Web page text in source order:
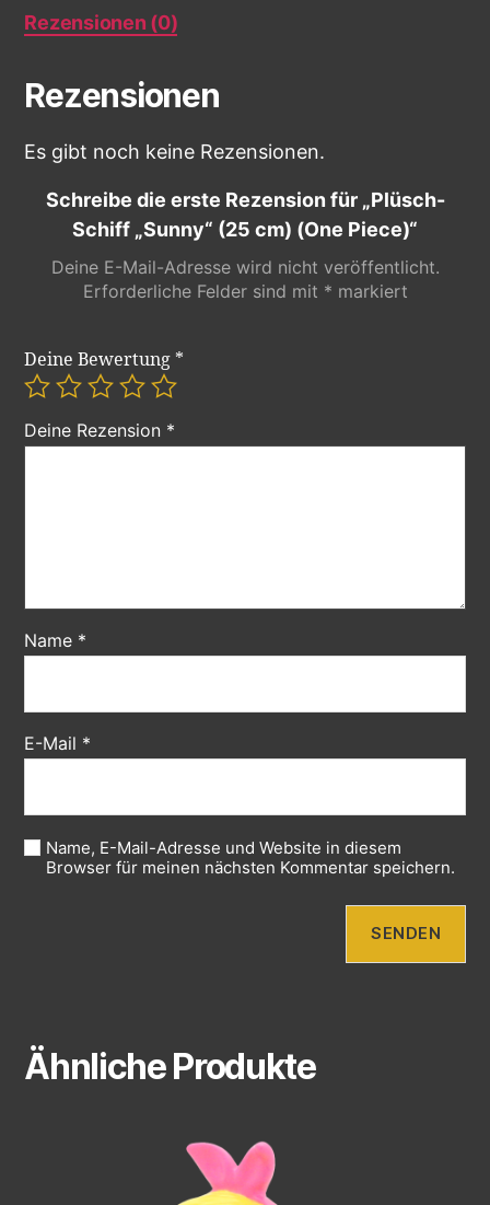
Rezensionen (0)
Rezensionen
Es gibt noch keine Rezensionen.
Schreibe die erste Rezension für „Plüsch-
Schiff „Sunny“ (25 cm) (One Piece)“
Deine E-Mail-Adresse wird nicht veröffentlicht.
Erforderliche Felder sind mit * markiert
Deine Bewertung *
Deine Rezension *
Name *
E-Mail *
Name, E-Mail-Adresse und Website in diesem
Browser für meinen nächsten Kommentar speichern.
Ähnliche Produkte